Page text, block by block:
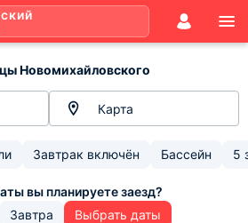
Новомихайловского
Карта
Завтрак включён Бассейн 5
Завтра Выбрать даты